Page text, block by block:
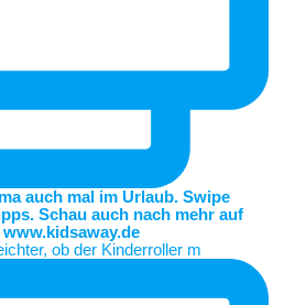
ob der Kinderroller m